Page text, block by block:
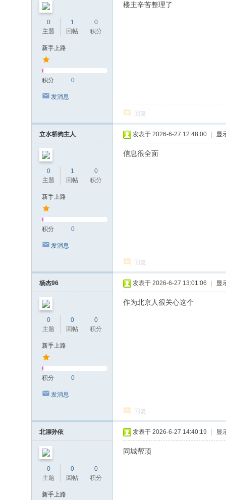
0
主题
1
回帖
0
积分
新手上路
积分 0
发消息
楼主辛苦整理了
回复
立水桥狗主人
0
主题
1
回帖
0
积分
新手上路
积分 0
发消息
发表于 2026-6-27 12:48:00 显
信息很全面
回复
杨杰96
0
主题
0
回帖
0
积分
新手上路
积分 0
发消息
发表于 2026-6-27 13:01:06 显
作为北京人很关心这个
回复
北漂孙依
0
主题
0
回帖
0
积分
新手上路
发表于 2026-6-27 14:40:19 显
同城帮顶